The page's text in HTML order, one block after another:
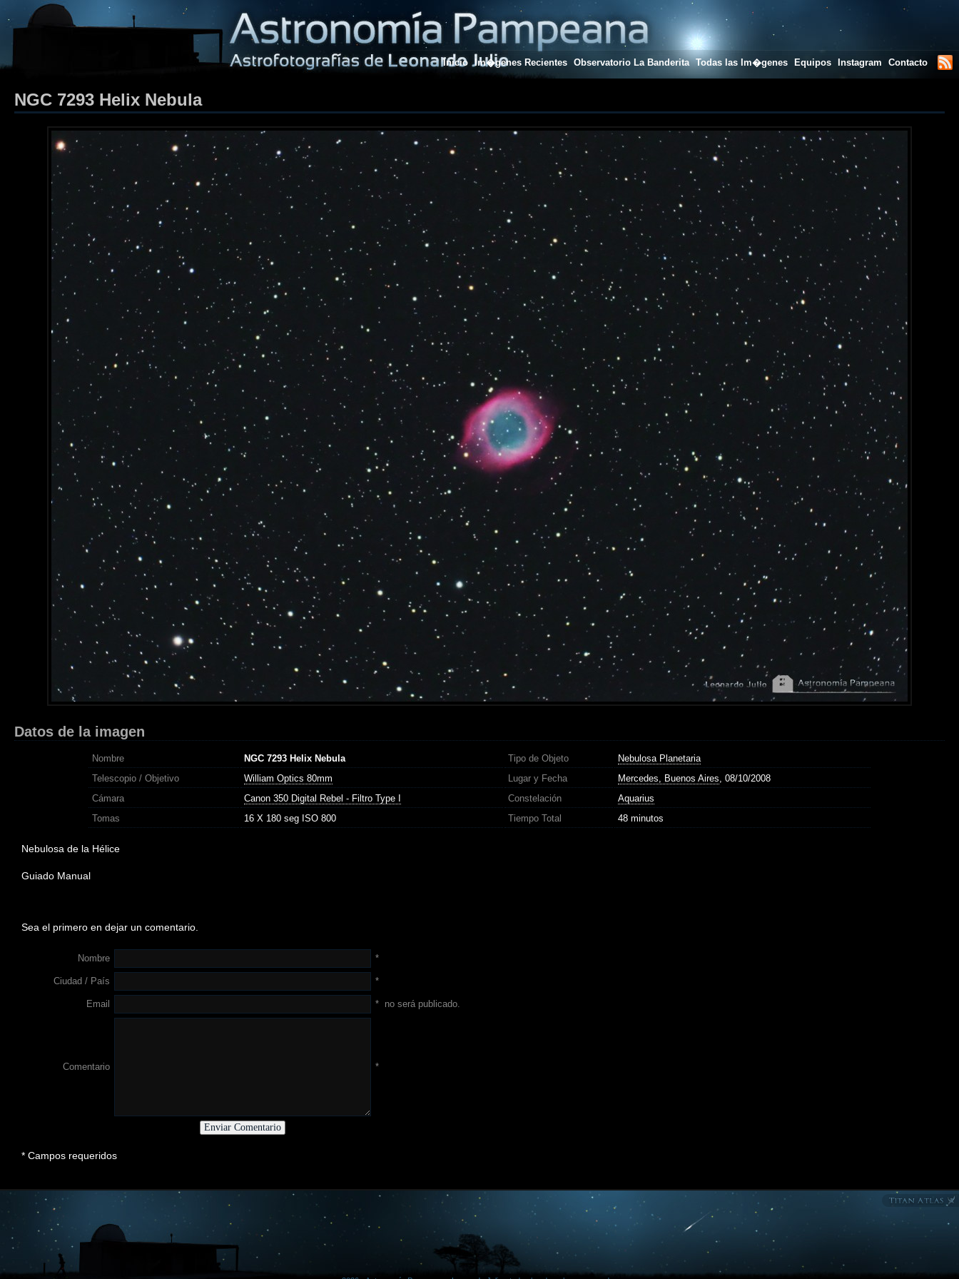
Inicio Im�genes Recientes Observatorio La Banderita Todas las Im�genes Equipos Instagram Contacto
NGC 7293 Helix Nebula
Datos de la imagen
Nombre NGC 7293 Helix Nebula Tipo de Objeto
Nebulosa Planetaria
Telescopio / Objetivo
William Optics 80mm Lugar y Fecha Mercedes, Buenos Aires, 08/10/2008
Cámara
Canon 350 Digital Rebel - Filtro Type I Constelación
Aquarius
Tomas
16 X 180 seg ISO 800 Tiempo Total 48 minutos
Nebulosa de la Hélice
Guiado Manual
Sea el primero en dejar un comentario.
Nombre *
Ciudad / País *
Email * no será publicado.
Comentario *
* Campos requeridos